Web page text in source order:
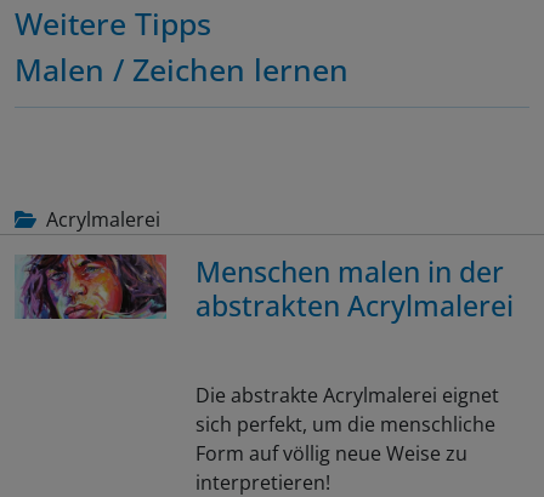
Weitere Tipps
Malen / Zeichen lernen
Acrylmalerei
Menschen malen in der
abstrakten Acrylmalerei
Die abstrakte Acrylmalerei eignet
sich perfekt, um die menschliche
Form auf völlig neue Weise zu
interpretieren!